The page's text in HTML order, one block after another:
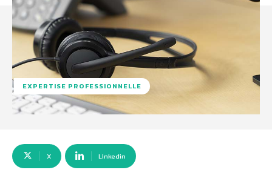
EXPERTISE PROFESSIONNELLE
X Linkedin